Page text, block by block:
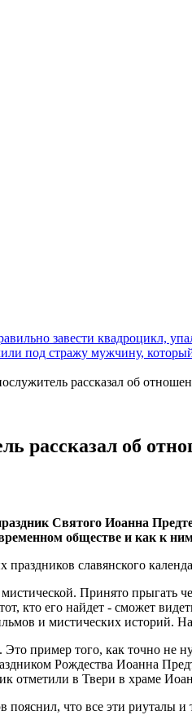
завести квадроцикл,
под стражу мужчину,
рассказал об
рассказал об
Святого Иоанна
обществе и как к
славянского
Принято прыгать
кто его найдет - сможет
и мистических историй.
Это пример того, как точно
Рождества Иоанна
отметили в Твери в храме
пояснил, что все эти риуталы